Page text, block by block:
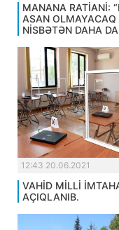
MANANA RATİANİ:
ASAN
NİSBƏTƏN DAHA
12:43 20.06.2021
VAHİD MİLLİ
AÇIQLANIB.